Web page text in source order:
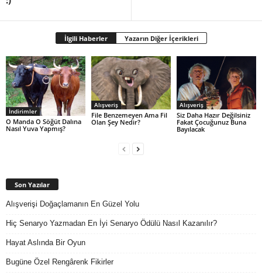
İlgili Haberler Yazarın Diğer İçerikleri
İndirimler
O Manda O Söğüt Dalına
Nasıl Yuva Yapmış?
Alışveriş
File Benzemeyen Ama Fil
Olan Şey Nedir?
Alışveriş
Siz Daha Hazır Değilsiniz
Fakat Çocuğunuz Buna
Bayılacak
Son Yazılar
Alışverişi Doğaçlamanın En Güzel Yolu
Hiç Senaryo Yazmadan En İyi Senaryo Ödülü Nasıl Kazanılır?
Hayat Aslında Bir Oyun
Bugüne Özel Rengârenk Fikirler